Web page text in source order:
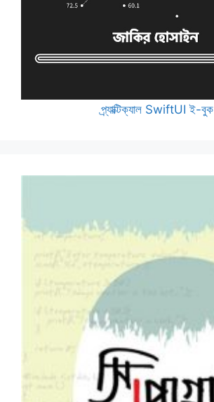
প্র্যাক্টিক্যাল SwiftUI ই-বুক